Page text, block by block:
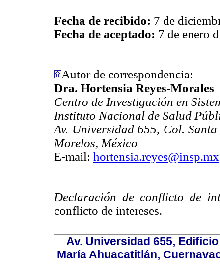
Fecha de recibido: 7 de
Fecha de aceptado: 7 de enero
Autor de correspondencia:
Dra. Hortensia Reyes-Morales
Centro de Investigación en
Instituto Nacional de Salud
Av. Universidad 655, Col.
Morelos, México
E-mail: hortensia.reyes@insp.mx
Declaración de conflicto de
conflicto de intereses.
Av. Universidad 655,
María Ahuacatitlán,